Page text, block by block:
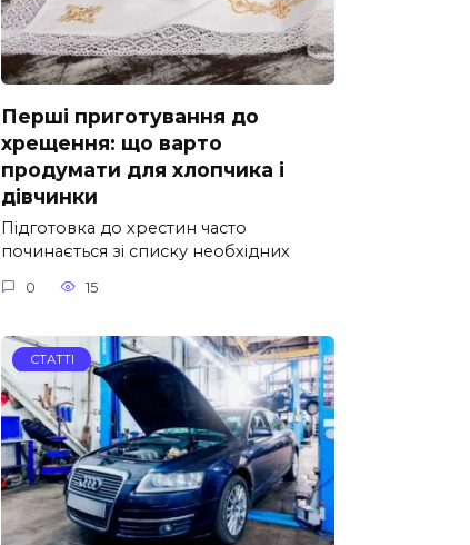
Перші приготування до
хрещення: що варто
продумати для хлопчика і
дівчинки
Підготовка до хрестин часто
починається зі списку необхідних
0 15
СТАТТІ